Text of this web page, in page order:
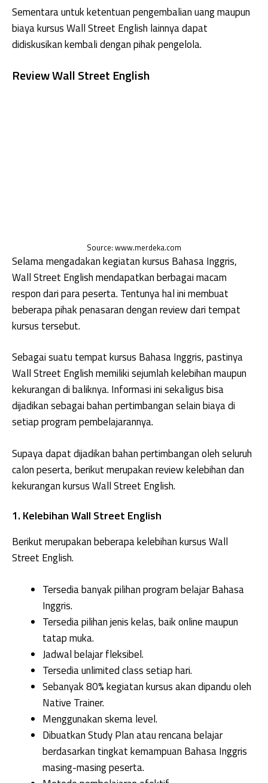
Sementara untuk ketentuan pengembalian uang maupun
biaya kursus Wall Street English lainnya dapat
didiskusikan kembali dengan pihak pengelola.
Review Wall Street English
Source: www.merdeka.com
Selama mengadakan kegiatan kursus Bahasa Inggris,
Wall Street English mendapatkan berbagai macam
respon dari para peserta. Tentunya hal ini membuat
beberapa pihak penasaran dengan review dari tempat
kursus tersebut.
Sebagai suatu tempat kursus Bahasa Inggris, pastinya
Wall Street English memiliki sejumlah kelebihan maupun
kekurangan di baliknya. Informasi ini sekaligus bisa
dijadikan sebagai bahan pertimbangan selain biaya di
setiap program pembelajarannya.
Supaya dapat dijadikan bahan pertimbangan oleh seluruh
calon peserta, berikut merupakan review kelebihan dan
kekurangan kursus Wall Street English.
1. Kelebihan Wall Street English
Berikut merupakan beberapa kelebihan kursus Wall
Street English.
Tersedia banyak pilihan program belajar Bahasa
Inggris.
Tersedia pilihan jenis kelas, baik online maupun
tatap muka.
Jadwal belajar fleksibel.
Tersedia unlimited class setiap hari.
Sebanyak 80% kegiatan kursus akan dipandu oleh
Native Trainer.
Menggunakan skema level.
Dibuatkan Study Plan atau rencana belajar
berdasarkan tingkat kemampuan Bahasa Inggris
masing-masing peserta.